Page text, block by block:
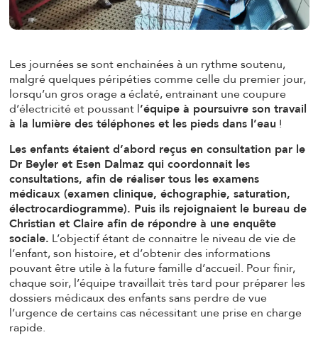
Les journées se sont enchainées à un rythme soutenu,
malgré quelques péripéties comme celle du premier jour,
lorsqu’un gros orage a éclaté, entrainant une coupure
d’électricité et poussant l’équipe à poursuivre son travail
à la lumière des téléphones et les pieds dans l’eau !
Les enfants étaient d’abord reçus en consultation par le
Dr Beyler et Esen Dalmaz qui coordonnait les
consultations, afin de réaliser tous les examens
médicaux (examen clinique, échographie, saturation,
électrocardiogramme). Puis ils rejoignaient le bureau de
Christian et Claire afin de répondre à une enquête
sociale. L’objectif étant de connaitre le niveau de vie de
l’enfant, son histoire, et d’obtenir des informations
pouvant être utile à la future famille d’accueil. Pour finir,
chaque soir, l’équipe travaillait très tard pour préparer les
dossiers médicaux des enfants sans perdre de vue
l’urgence de certains cas nécessitant une prise en charge
rapide.